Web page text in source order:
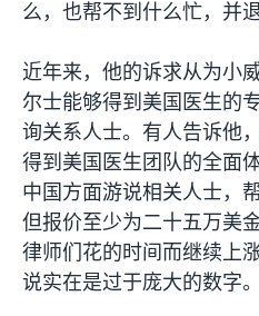
么，也帮不到什么忙，并
近年来，他的诉求从为小
尔士能够得到美国医生的
询关系人士。有人告诉他
得到美国医生团队的全面
中国方面游说相关人士，
但报价至少为二十五万美
律师们花的时间而继续上
说实在是过于庞大的数字。